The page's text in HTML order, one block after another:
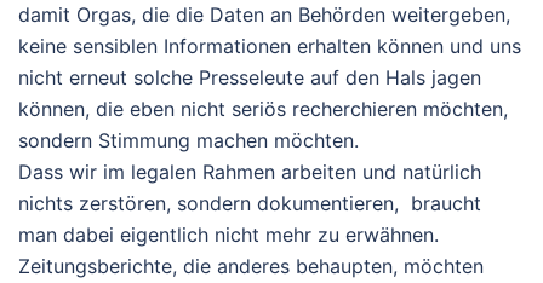
damit Orgas, die die Daten an Behörden weitergeben,
keine sensiblen Informationen erhalten können und uns
nicht erneut solche Presseleute auf den Hals jagen
können, die eben nicht seriös recherchieren möchten,
sondern Stimmung machen möchten.
Dass wir im legalen Rahmen arbeiten und natürlich
nichts zerstören, sondern dokumentieren, braucht
man dabei eigentlich nicht mehr zu erwähnen.
Zeitungsberichte, die anderes behaupten, möchten